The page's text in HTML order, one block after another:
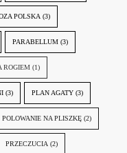
POLSKA (3)
PARABELLUM (3)
ROGIEM (1)
(3) PLAN AGATY (3)
POLOWANIE NA PLISZKĘ (2)
PRZECZUCIA (2)